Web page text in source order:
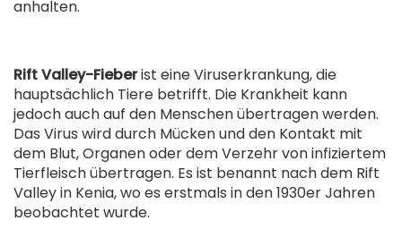
anhalten.
Rift Valley-Fieberist eine Viruserkrankung, die
hauptsächlich Tiere betrifft. Die Krankheit kann
jedoch auch auf den Menschen übertragen werden.
Das Virus wird durch Mücken und den Kontakt mit
dem Blut, Organen oder dem Verzehr von infiziertem
Tierfleisch übertragen. Es ist benannt nach dem Rift
Valley in Kenia, wo es erstmals in den 1930er Jahren
beobachtet wurde.